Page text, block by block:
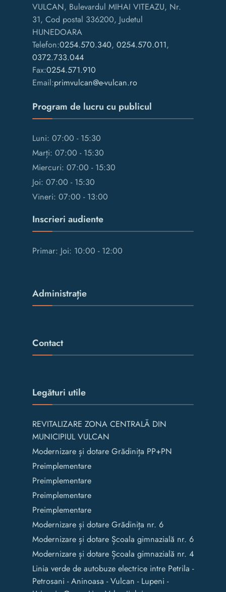
VULCAN, Bulevardul MIHAI VITEAZU, Nr.
31, Cod postal 336200, Judetul
HUNEDOARA
Telefon:0254.570.340, 0254.570.011,
0372.733.044
Fax:0254.571.910
Email:primvulcan@e-vulcan.ro
Program de lucru cu publicul
Luni: 07:00 - 15:30
Marți: 07:00 - 15:30
Miercuri: 07:00 - 15:30
Joi: 07:00 - 15:30
Vineri: 07:00 - 13:00
Inscrieri audiente
Primar: Joi: 10:00 - 12:00
Administrație
Contact
Legături utile
REVITALIZARE ZONA CENTRALĂ DIN
MUNICIPIUL VULCAN
Modernizare și dotare Grădinița PP+PN
Preimplementare
Preimplementare
Preimplementare
Preimplementare
Modernizare și dotare Grădinița nr. 6
Modernizare și dotare Școala gimnazială nr. 6
Modernizare și dotare Școala gimnazială nr. 4
Linia verde de autobuze electrice intre Petrila -
Petrosani - Aninoasa - Vulcan - Lupeni -